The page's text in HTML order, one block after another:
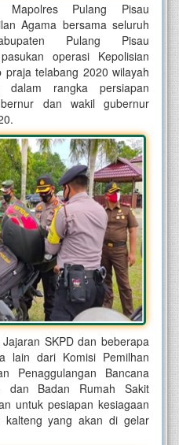
Pulang Pisau
Agama bersama seluruh
Pulang Pisau
operasi Kepolisian
praja telabang 2020 wilayah
dalam rangka persiapan
dan wakil gubernur
SKPD dan beberapa
lain dari Komisi Pemilhan
Penaggulangan Bancana
dan Badan Rumah Sakit
untuk pesiapan kesiagaan
kalteng yang akan di gelar